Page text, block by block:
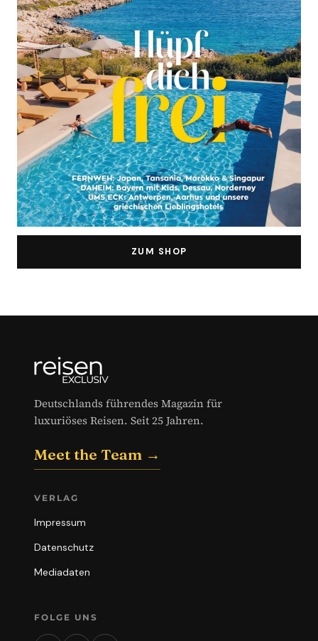
ZUM SHOP
Deutschlands führendes Magazin für
luxuriöses Reisen. Seit 25 Jahren.
Meet the Team →
VERLAG
Impressum
Datenschutz
Mediadaten
FOLGE UNS